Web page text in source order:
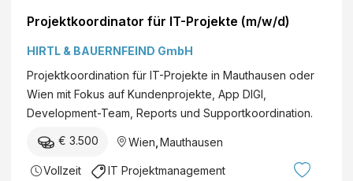
Projektkoordinator für IT-Projekte (m/w/d)
HIRTL & BAUERNFEIND GmbH
Projektkoordination für IT-Projekte in Mauthausen oder
Wien mit Fokus auf Kundenprojekte, App DIGI,
Development-Team, Reports und Supportkoordination.
€ 3.500 Wien Mauthausen
Vollzeit IT Projektmanagement